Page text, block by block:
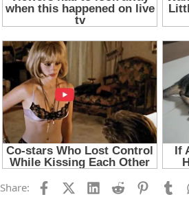
Share: FacebookX (Twitter)
LinkedInReddit